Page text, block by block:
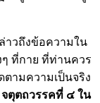
าวถึงข้อความใน
ๆ ที่กาย ที่ท่านควร
ามความเป็นจริง
ตุตถวรรคที่ ๔ ใน